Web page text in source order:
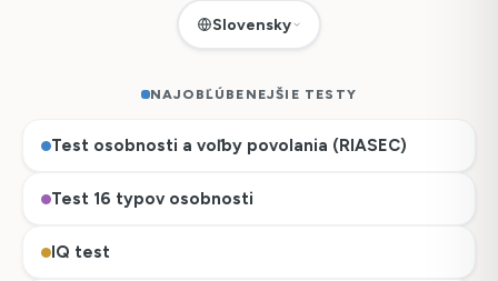
Slovensky
NAJOBĽÚBENEJŠIE TESTY
Test osobnosti a voľby povolania (RIASEC)
Test 16 typov osobnosti
IQ test